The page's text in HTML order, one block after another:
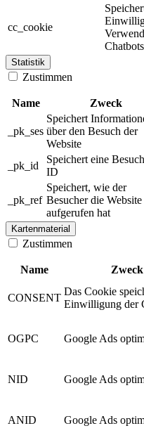
cc_cookie
Chatbots
Statistik
Zustimmen
Name Zweck
_pk_ses
Speichert
über den Besuch der
Website
_pk_id
Speichert eine
ID
_pk_ref
Speichert, wie der
Besucher die Website
aufgerufen hat
Kartenmaterial
Zustimmen
Name Zweck
CONSENT
Das Cookie
Einwilligung der
OGPC Google Ads
NID Google Ads
ANID Google Ads